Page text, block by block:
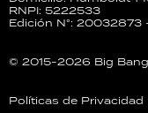
RNPI: 5222533
Edición N°:
© 2015-2026 Big
Políticas de Privacidad